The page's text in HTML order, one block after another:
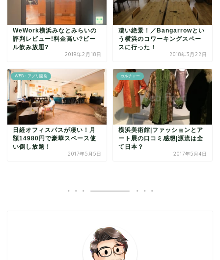
WeWork横浜みなとみらいの
評判レビュー!料金高い?ビー
ル飲み放題?
2019年2月18日
凄い絶景！／Bangarrowとい
う横浜のコワーキングスペー
スに行った！
2018年3月22日
WEB・アプリ開発
日経オフィスパスが凄い！月
額14980円で豪華スペース使
い倒し放題！
2017年5月5日
カルチャー
横浜美術館|ファッションとア
ート展の口コミ感想|源流は全
て日本？
2017年5月4日